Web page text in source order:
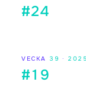
#24
VECKA 39 · 2025
#19